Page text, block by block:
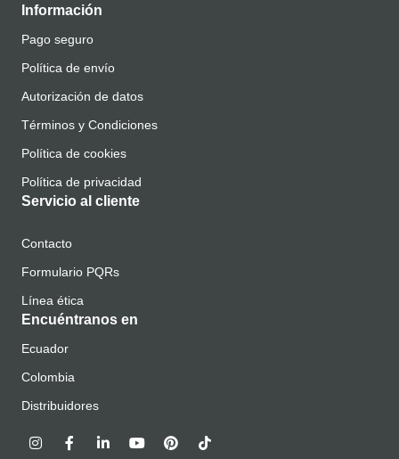
Información
Pago seguro
Política de envío
Autorización de datos
Términos y Condiciones
Política de cookies
Política de privacidad
Servicio al cliente
Contacto
Formulario PQRs
Línea ética
Encuéntranos en
Ecuador
Colombia
Distribuidores